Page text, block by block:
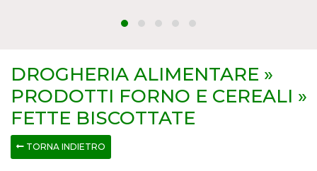
DROGHERIA ALIMENTARE »
PRODOTTI FORNO E CEREALI »
FETTE BISCOTTATE
TORNA INDIETRO